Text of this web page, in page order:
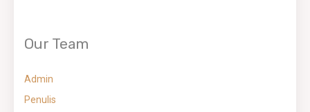
Our Team
Admin
Penulis